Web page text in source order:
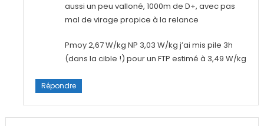
aussi un peu valloné, 1000m de D+, avec pas
mal de virage propice à la relance
Pmoy 2,67 W/kg NP 3,03 W/kg j’ai mis pile 3h
(dans la cible !) pour un FTP estimé à 3,49 W/kg
Répondre